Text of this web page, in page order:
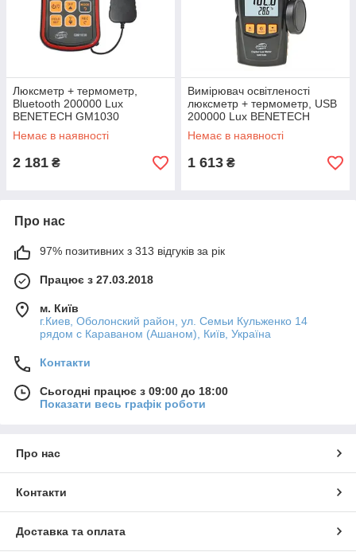
Люксметр + термометр,
Bluetooth 200000 Lux
BENETECH GM1030
Немає в наявності
2 181 ₴
Вимірювач освітленості
люксметр + термометр, USB
200000 Lux BENETECH
GM1020
Немає в наявності
1 613 ₴
Про нас
97% позитивних з 313 відгуків за рік
Працює з 27.03.2018
м. Київ
г.Киев, Оболонский район, ул. Семьи Кульженко 14
рядом с Караваном (Ашаном), Київ, Україна
Контакти
Сьогодні працює з 09:00 до 18:00
Показати весь графік роботи
Про нас
Контакти
Доставка та оплата